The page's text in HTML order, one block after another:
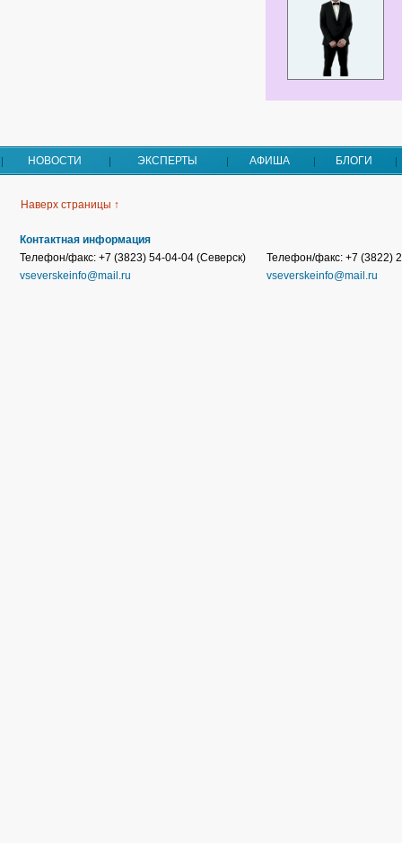
НОВОСТИ ЭКСПЕРТЫ АФИША БЛОГИ
Наверх страницы ↑
Контактная информация
Телефон/факс: +7 (3823) 54-04-04 (Северск)
vseverskeinfo@mail.ru
Телефон/факс: +7 (3822)
vseverskeinfo@mail.ru